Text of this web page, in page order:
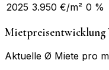
2025 3.950 €/m² 0 %
Mietpreisentwicklung
Aktuelle Ø Miete pro